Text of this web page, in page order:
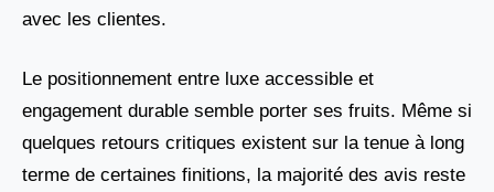
avec les clientes.
Le positionnement entre luxe accessible et
engagement durable semble porter ses fruits. Même si
quelques retours critiques existent sur la tenue à long
terme de certaines finitions, la majorité des avis reste